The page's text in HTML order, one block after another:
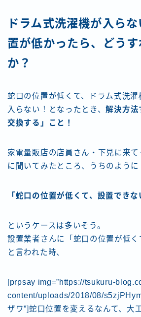
ドラム式洗濯機が入ら
置が低かったら、どう
か？
蛇口の位置が低くて、ドラム式洗濯
入らない！となったとき、解決方法
交換する」こと！
家電量販店の店員さん・下見に来
に聞いてみたところ、うちのように
「蛇口の位置が低くて、設置できな
というケースは多いそう。
設置業者さんに「蛇口の位置が低く
と言われた時、
[prpsay img=”https://tsukuru-
content/uploads/2018/08/
ザワ”]蛇口位置を変えるなんて、大